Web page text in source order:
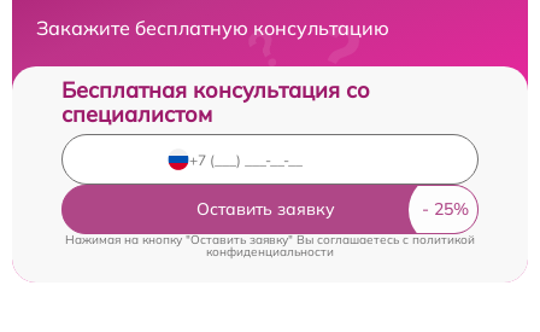
Закажите бесплатную консультацию
Бесплатная консультация со
специалистом
Оставить заявку
Нажимая на кнопку "Оставить заявку" Вы соглашаетесь c политикой
конфиденциальности